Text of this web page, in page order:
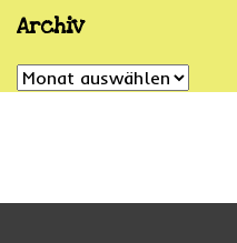
Archiv
Archiv